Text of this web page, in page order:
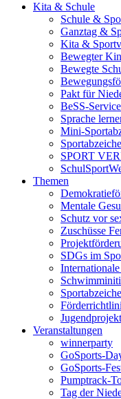
Kita & Schule
Schule &
Ganztag &
Kita &
Bewegter
Bewegte
Pakt für
BeSS-
Sprache
Mini-
SPORT
Themen
Mentale
Schutz vor
Zuschüsse
SDGs im
Veranstaltungen
winnerparty
GoSports-
GoSports-
Pumptrack-
Tag der